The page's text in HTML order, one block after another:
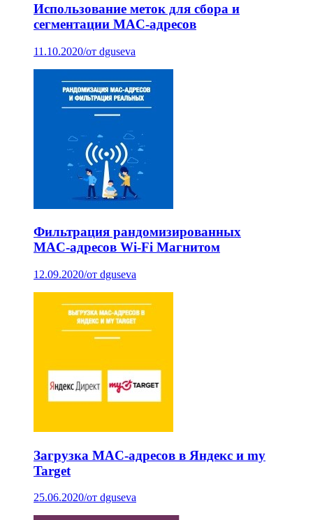
Использование меток для сбора и
сегментации MAC-адресов
11.10.2020/от dguseva
Фильтрация рандомизированных
MAC-адресов Wi-Fi Магнитом
12.09.2020/от dguseva
Загрузка MAC-адресов в Яндекс и my
Target
25.06.2020/от dguseva